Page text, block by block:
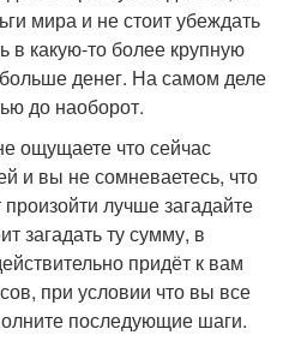
мира и не стоит убеждать
в какую-то более крупную
денег. На самом деле
до наоборот.
ощущаете что сейчас
и вы не сомневаетесь, что
лучше загадайте
загадать ту сумму, в
придёт к вам
при условии что вы все
последующие шаги.